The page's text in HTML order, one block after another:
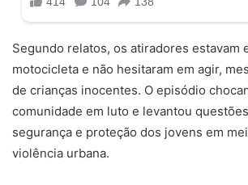
Segundo relatos, os atiradores estavam
motocicleta e não hesitaram em agir,
de crianças inocentes. O episódio
comunidade em luto e levantou
segurança e proteção dos jovens em
violência urbana.